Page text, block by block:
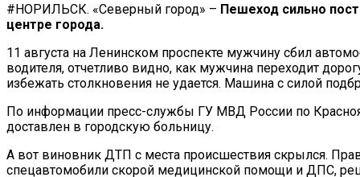
#НОРИЛЬСК. «Северный город» – Пешеход сильно
центре города.
11 августа на Ленинском проспекте мужчину сбил
водителя, отчетливо видно, как мужчина переходит
избежать столкновения не удается. Машина с силой
По информации пресс-службы ГУ МВД России по
доставлен в городскую больницу.
А вот виновник ДТП с места происшествия скрылся.
спецавтомобили скорой медицинской помощи и ДПС,